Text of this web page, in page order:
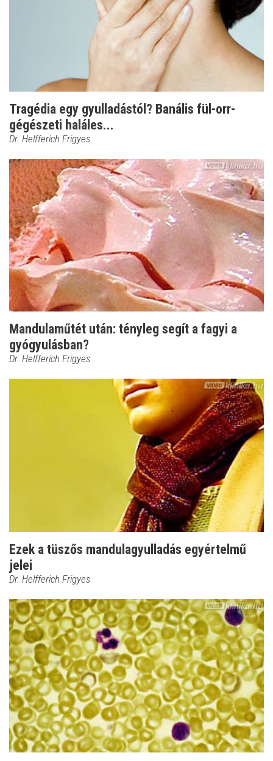
Tragédia egy gyulladástól? Banális fül-orr-
gégészeti haláles...
Dr. Helfferich Frigyes
Mandulaműtét után: tényleg segít a fagyi a
gyógyulásban?
Dr. Helfferich Frigyes
Ezek a tüszős mandulagyulladás egyértelmű
jelei
Dr. Helfferich Frigyes